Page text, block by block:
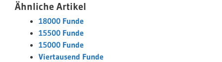
Ähnliche Artikel
18000 Funde
15500 Funde
15000 Funde
Viertausend Funde